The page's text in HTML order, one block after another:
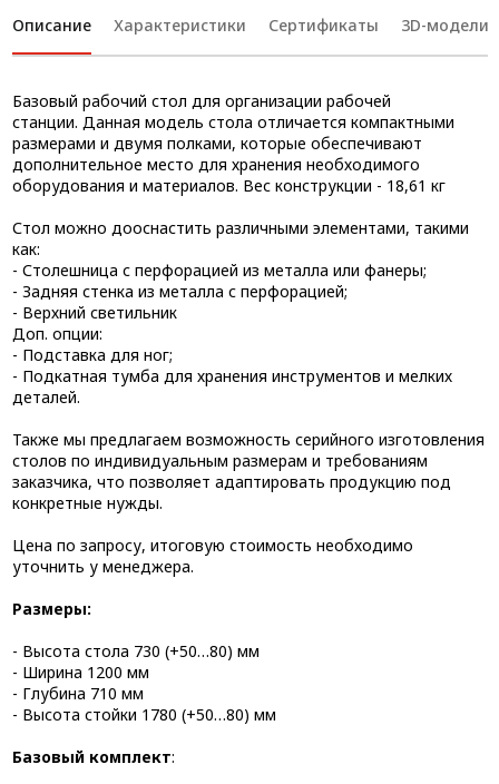
Описание Характеристики Сертификаты 3D-модели
Базовый рабочий стол для организации рабочей
станции. Данная модель стола отличается компактными
размерами и двумя полками, которые обеспечивают
дополнительное место для хранения необходимого
оборудования и материалов. Вес конструкции - 18,61 кг
Стол можно дооснастить различными элементами, такими
как:
- Столешница с перфорацией из металла или фанеры;
- Задняя стенка из металла с перфорацией;
- Верхний светильник
Доп. опции:
- Подставка для ног;
- Подкатная тумба для хранения инструментов и мелких
деталей.
Также мы предлагаем возможность серийного изготовления
столов по индивидуальным размерам и требованиям
заказчика, что позволяет адаптировать продукцию под
конкретные нужды.
Цена по запросу, итоговую стоимость необходимо
уточнить у менеджера.
Размеры:
- Высота стола 730 (+50…80) мм
- Ширина 1200 мм
- Глубина 710 мм
- Высота стойки 1780 (+50…80) мм
Базовый комплект: